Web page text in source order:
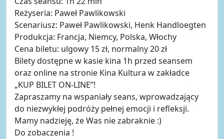
Reżyseria: Paweł Pawlikowski
Scenariusz: Paweł Pawlikowski, Henk Handloegten
Produkcja: Francja, Niemcy, Polska, Włochy
Cena biletu: ulgowy 15 zł, normalny 20 zł
Bilety dostępne w kasie kina 1h przed seansem
oraz online na stronie Kina Kultura w zakładce
„KUP BILET ON-LINE”!
Zapraszamy na wspaniały seans, wprowadzający
do niezwykłej podróży pełnej emocji i refleksji.
Mamy nadzieję, że Was nie zabraknie :)
Do zobaczenia !